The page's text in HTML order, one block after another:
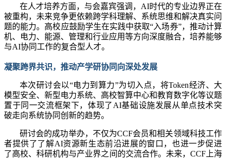
在人才培养方面，与会嘉宾强调， AI时代的专业边界正在
被重构，未来竞争更依赖跨学科理解、系统思维和解决真实问
题的能力。高校应鼓励学生在实践中获取“入场券”，推动计算
机、电力、能源、管理和行业应用等方向深度融合，培养能够
与AI协同工作的复合型人才。
凝聚跨界共识，推动产学研协同向深处发展
本次研讨会以“电力到算力”为切入点，将Token经济、大
模型安全、新型电力系统、高校智算中心和教育数字化等议题
置于同一交流框架下，体现了AI基础设施发展从单点技术突
破走向系统协同创新的趋势。
研讨会的成功举办，不仅为CCF会员和相关领域科技工作
者提供了了解AI资源新生态前沿进展的窗口，也进一步促进
了高校、科研机构与产业界之间的交流合作。未来，CCF上海